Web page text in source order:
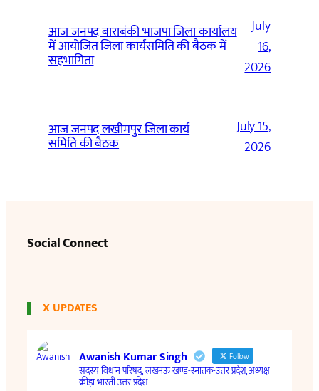
आज जनपद बाराबंकी भाजपा जिला कार्यालय
में आयोजित जिला कार्यसमिति की बैठक में
सहभागिता
July
16,
2026
आज जनपद लखीमपुर जिला कार्य
समिति की बैठक
July 15,
2026
Social Connect
X UPDATES